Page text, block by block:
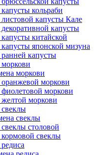
кольраби
капусты Кале
капусты
китайской
японской мизуна
капусты
моркови
моркови
моркови
моркови
свеклы
столовой
свеклы